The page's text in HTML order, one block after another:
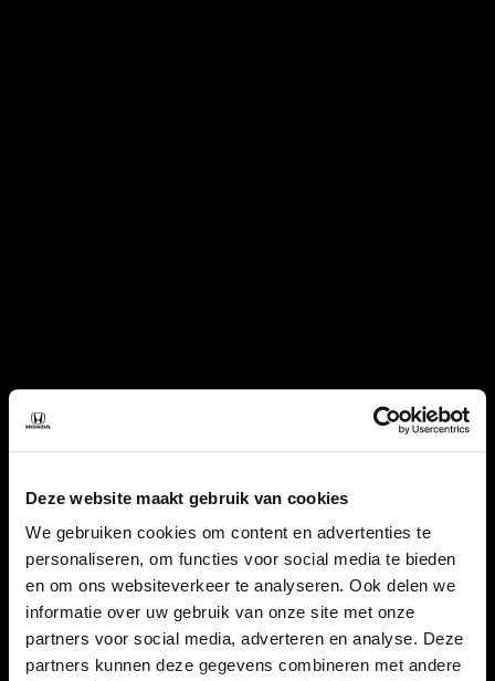
Deze website maakt gebruik van cookies
We gebruiken cookies om content en advertenties te
personaliseren, om functies voor social media te bieden
en om ons websiteverkeer te analyseren. Ook delen we
informatie over uw gebruik van onze site met onze
partners voor social media, adverteren en analyse. Deze
partners kunnen deze gegevens combineren met andere